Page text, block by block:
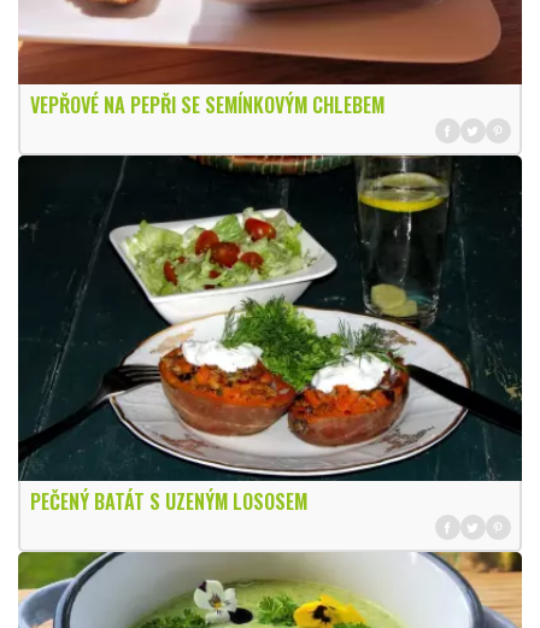
VEPŘOVÉ NA PEPŘI SE SEMÍNKOVÝM CHLEBEM
PEČENÝ BATÁT S UZENÝM LOSOSEM